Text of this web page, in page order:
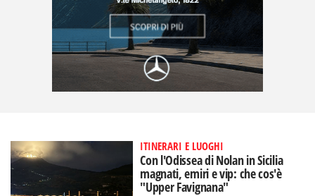
ITINERARI E LUOGHI
Con l'Odissea di Nolan in Sicilia
magnati, emiri e vip: che cos'è
"Upper Favignana"